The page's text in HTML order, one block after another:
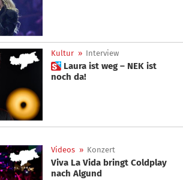
Kultur » Interview
 Laura ist weg – NEK ist
noch da!
Videos » Konzert
Viva La Vida bringt Coldplay
nach Algund